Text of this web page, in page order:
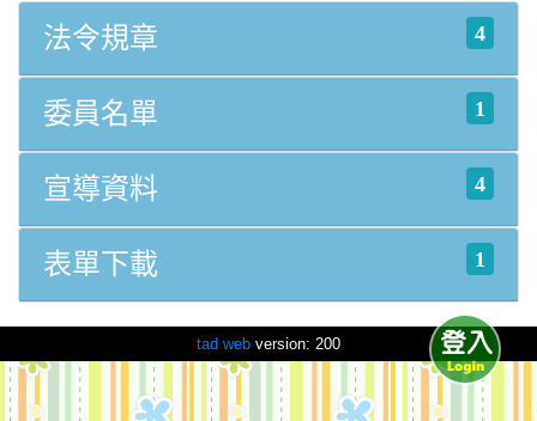
4
法令規章
1
委員名單
4
宣導資料
1
表單下載
tad web version: 200